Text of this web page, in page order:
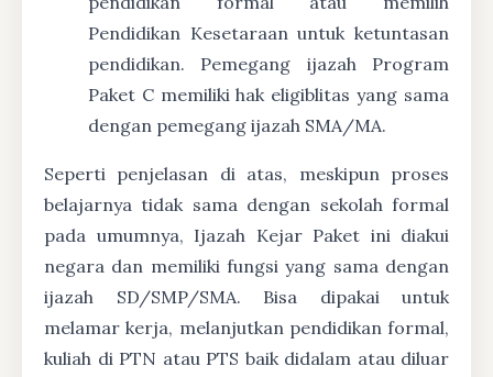
Pendidikan Kesetaraan untuk ketuntasan
pendidikan. Pemegang ijazah Program
Paket C memiliki hak eligiblitas yang sama
dengan pemegang ijazah SMA/MA.
Seperti penjelasan di atas, meskipun proses
belajarnya tidak sama dengan sekolah formal
pada umumnya, Ijazah Kejar Paket ini diakui
negara dan memiliki fungsi yang sama dengan
ijazah SD/SMP/SMA. Bisa dipakai untuk
melamar kerja, melanjutkan pendidikan formal,
kuliah di PTN atau PTS baik didalam atau diluar